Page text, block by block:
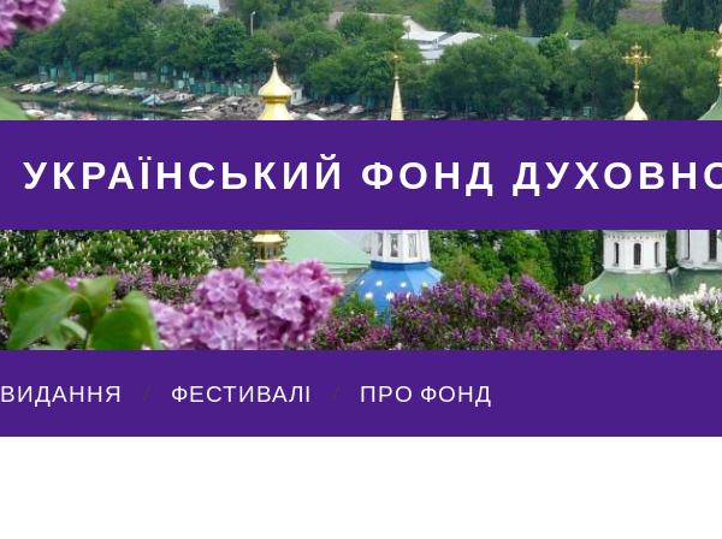
УКРАЇНСЬКИЙ ФОНД
ВИДАННЯ ФЕСТИВАЛІ ПРО ФОНД